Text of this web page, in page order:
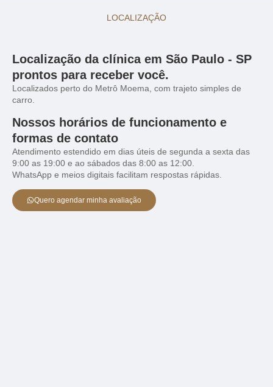
LOCALIZAÇÃO
Localização da clínica em São Paulo - SP
prontos para receber você.
Localizados perto do Metrô Moema, com trajeto simples de
carro.
Nossos horários de funcionamento e
formas de contato
Atendimento estendido em dias úteis de segunda a sexta das
9:00 as 19:00 e ao sábados das 8:00 as 12:00.
WhatsApp e meios digitais facilitam respostas rápidas.
Quero agendar minha avaliação